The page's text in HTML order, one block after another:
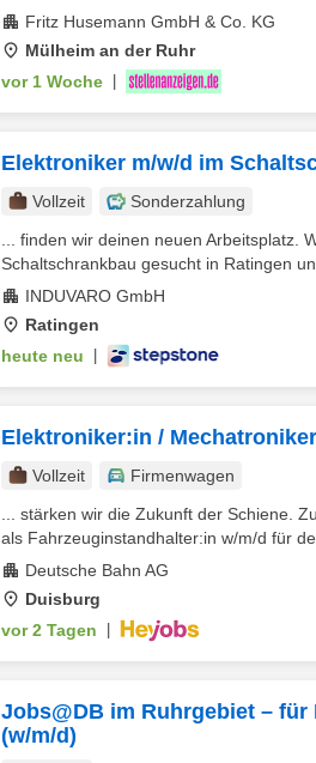
Fritz Husemann GmbH & Co. KG
Mülheim an der Ruhr
vor 1 Woche
Elektroniker m/w/d im
Vollzeit
Sonderzahlung
... finden wir deinen neuen Arbeitsplatz.
Schaltschrankbau gesucht in Ratingen
INDUVARO GmbH
Ratingen
heute neu
Elektroniker:in /
Vollzeit
Firmenwagen
... stärken wir die Zukunft der Schiene.
als Fahrzeuginstandhalter:in w/m/d für
Deutsche Bahn AG
Duisburg
vor 2 Tagen
Jobs@DB im Ruhrgebiet –
(w/m/d)